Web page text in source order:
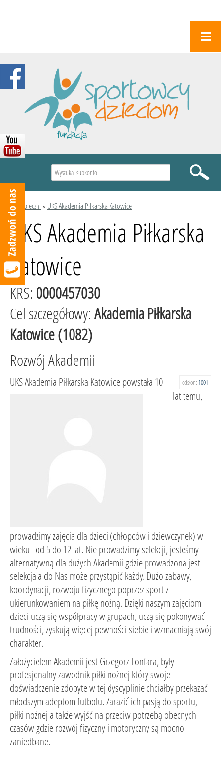
Podopieczni» UKS Akademia Piłkarska Katowice
UKS Akademia Piłkarska
Katowice
KRS: 0000457030
Cel szczegółowy:Akademia Piłkarska
Katowice (1082)
Rozwój Akademii
odsłon: 1001
UKS Akademia Piłkarska Katowice powstała 10
lat temu,
prowadzimy zajęcia dla dzieci (chłopców i dziewczynek) w
wieku od 5 do 12 lat. Nie prowadzimy selekcji, jesteśmy
alternatywną dla dużych Akademii gdzie prowadzona jest
selekcja a do Nas może przystąpić każdy. Dużo zabawy,
koordynacji, rozwoju fizycznego poprzez sport z
ukierunkowaniem na piłkę nożną. Dzięki naszym zajęciom
dzieci uczą się współpracy w grupach, uczą się pokonywać
trudności, zyskują więcej pewności siebie i wzmacniają swój
charakter.
Założycielem Akademii jest Grzegorz Fonfara, były
profesjonalny zawodnik piłki nożnej który swoje
doświadczenie zdobyte w tej dyscyplinie chciałby przekazać
młodszym adeptom futbolu. Zarazić ich pasją do sportu,
piłki nożnej a także wyjść na przeciw potrzebą obecnych
czasów gdzie rozwój fizyczny i motoryczny są mocno
zaniedbane.